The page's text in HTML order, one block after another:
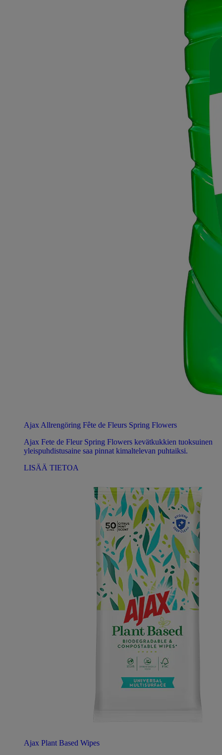
Ajax Allrengöring Fête de Fleurs Spring Flowers
Ajax Fete de Fleur Spring Flowers kevätkukkien tuoksuinen
yleispuhdistusaine saa pinnat kimaltelevan puhtaiksi.
LISÄÄ TIETOA
Ajax Plant Based Wipes